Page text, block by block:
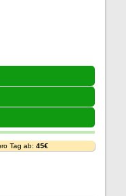
Tag ab: 45€